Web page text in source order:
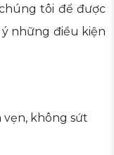
tôi để được
những điều kiện
không sứt